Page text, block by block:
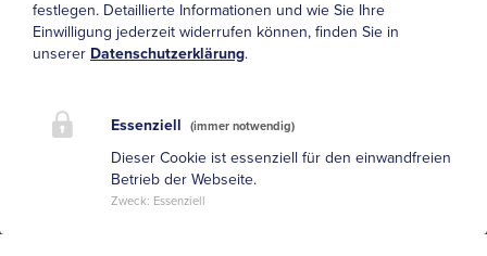
Neurologisches Rehabilitationszentrum
Friedehorst gGmbh
Rotdornallee 64
28717 Bremen
festlegen. Detaillierte Informationen und wie Sie Ihre
Einwilligung jederzeit widerrufen können, finden Sie in
unserer Datenschutzerklärung.
Essenziell (immer notwendig)
Dieser Cookie ist essenziell für den einwandfreien
Betrieb der Webseite.
Zweck: Essenziell